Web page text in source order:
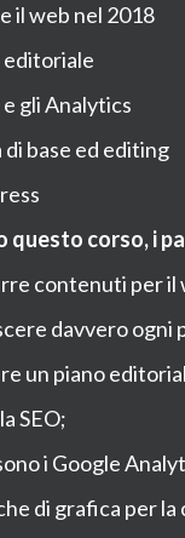
il web nel 2018
editoriale
e gli Analytics
di base ed editing
corso, i
per il
davvero ogni
un piano
SEO;
i Google
di grafica per la